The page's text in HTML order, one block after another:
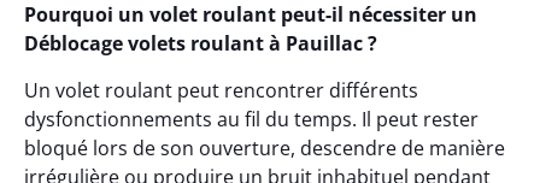
Pourquoi un volet roulant peut-il nécessiter un
Déblocage volets roulant à Pauillac ?
Un volet roulant peut rencontrer différents
dysfonctionnements au fil du temps. Il peut rester
bloqué lors de son ouverture, descendre de manière
irrégulière ou produire un bruit inhabituel pendant